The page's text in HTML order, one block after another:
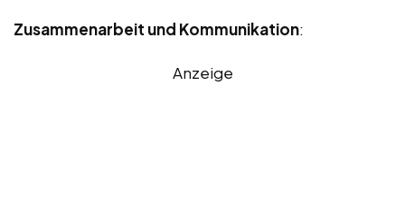
Zusammenarbeit und Kommunikation:
Anzeige